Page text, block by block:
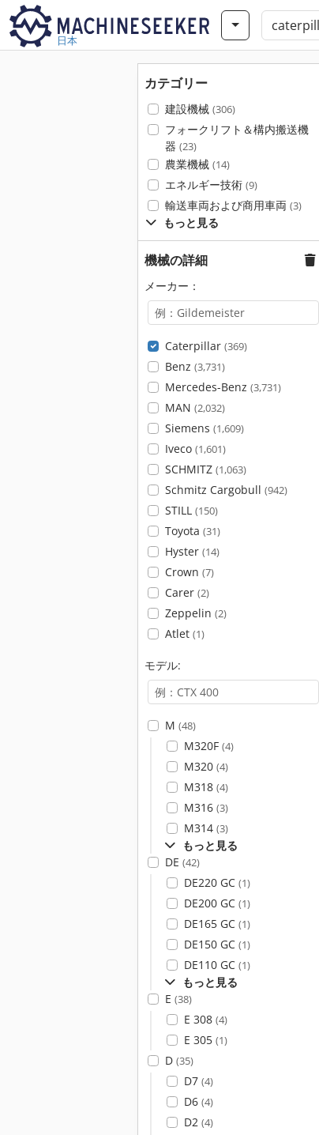
日本
カテゴリー
建設機械 (306)
フォークリフト＆構内搬送機
器 (23)
農業機械 (14)
エネルギー技術 (9)
輸送車両および商用車両 (3)
もっと見る
機械の詳細
メーカー：
Caterpillar (369)
Benz (3,731)
Mercedes-Benz (3,731)
MAN (2,032)
Siemens (1,609)
Iveco (1,601)
SCHMITZ (1,063)
Schmitz Cargobull (942)
STILL (150)
Toyota (31)
Hyster (14)
Crown (7)
Carer (2)
Zeppelin (2)
Atlet (1)
モデル:
M (48)
M320F (4)
M320 (4)
M318 (4)
M316 (3)
M314 (3)
もっと見る
DE (42)
DE220 GC (1)
DE200 GC (1)
DE165 GC (1)
DE150 GC (1)
DE110 GC (1)
もっと見る
E (38)
E 308 (4)
E 305 (1)
D (35)
D7 (4)
D6 (4)
D2 (4)